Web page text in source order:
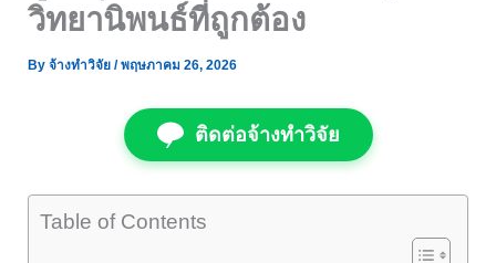
วิทยานิพนธ์ที่ถูกต้อง
By จ้างทำวิจัย /พฤษภาคม 26, 2026
ติดต่อจ้างทำวิจัย
Table of Contents